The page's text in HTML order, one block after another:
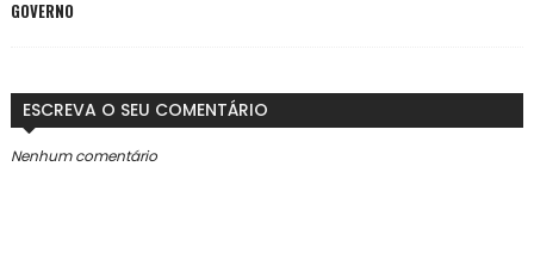
GOVERNO
ESCREVA O SEU COMENTÁRIO
Nenhum comentário